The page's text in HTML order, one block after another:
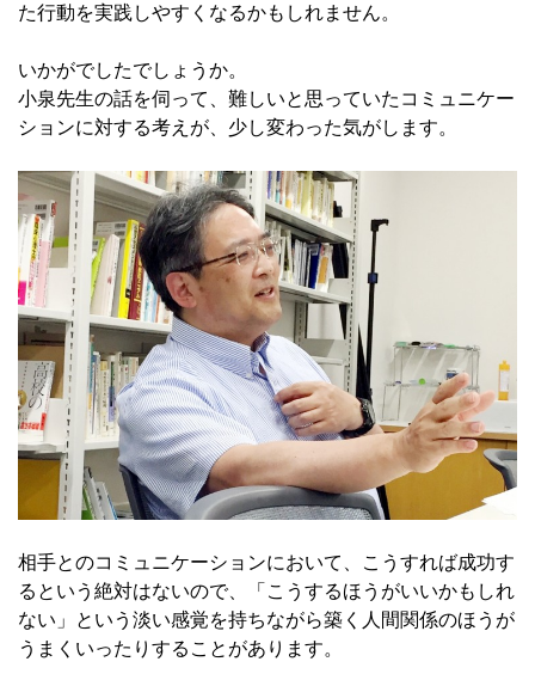
た行動を実践しやすくなるかもしれません。
いかがでしたでしょうか。
小泉先生の話を伺って、難しいと思っていたコミュニケー
ションに対する考えが、少し変わった気がします。
相手とのコミュニケーションにおいて、こうすれば成功す
るという絶対はないので、「こうするほうがいいかもしれ
ない」という淡い感覚を持ちながら築く人間関係のほうが
うまくいったりすることがあります。